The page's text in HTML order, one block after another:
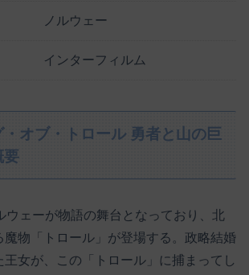
ノルウェー
インターフィルム
・オブ・トロール 勇者と山の巨
要
ウェーが物語の舞台となっており、北
魔物「トロール」が登場する。政略結婚
王女が、この「トロール」に捕まってし